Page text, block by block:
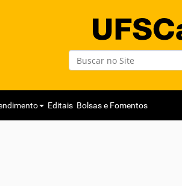
Busca
Busca Avançada…
Editais Bolsas e Fomentos